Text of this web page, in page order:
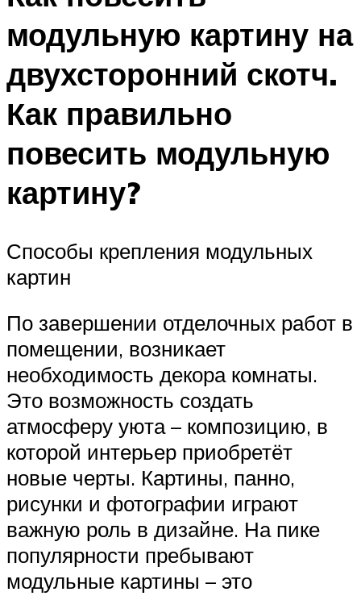
модульную картину на
двухсторонний скотч.
Как правильно
повесить модульную
картину?
Способы крепления модульных
картин
По завершении отделочных работ в
помещении, возникает
необходимость декора комнаты.
Это возможность создать
атмосферу уюта – композицию, в
которой интерьер приобретёт
новые черты. Картины, панно,
рисунки и фотографии играют
важную роль в дизайне. На пике
популярности пребывают
модульные картины – это